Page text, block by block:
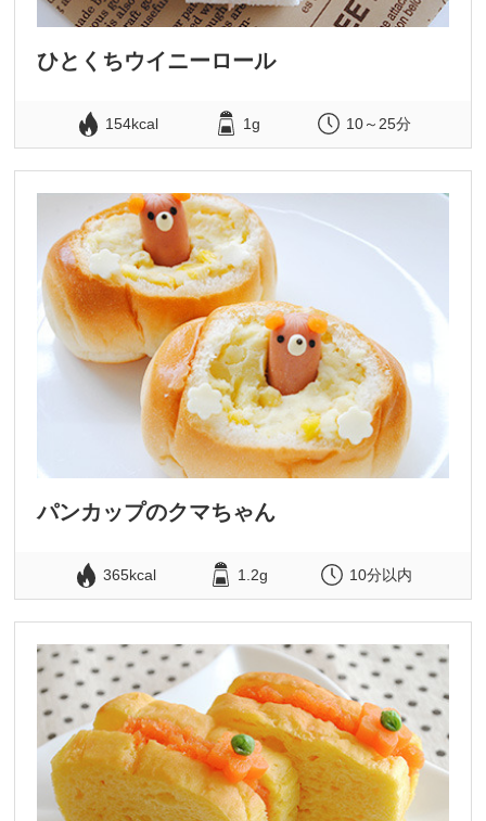
ひとくちウイニーロール
154kcal 1g 10～25分
パンカップのクマちゃん
365kcal 1.2g 10分以内